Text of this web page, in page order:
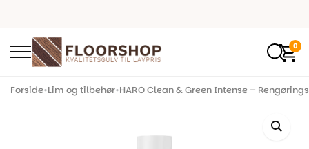
0
Forside•Lim og tilbehør•HARO Clean & Green Intense –